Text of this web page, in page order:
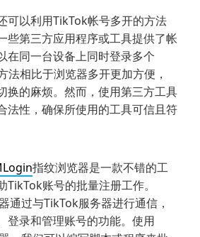
可以利用TikTok帐号多开的方法
些第三方应用程序或工具提供了帐
在同一台设备上同时登录多个
法相比于浏览器多开更加方便，
换的麻烦。然而，使用第三方工具
法性，确保所使用的工具可信且符
指纹浏览器是一款不错的工
TikTok账号的批量注册工作。
通过与TikTok服务器进行通信，
登录和管理账号的功能。使用